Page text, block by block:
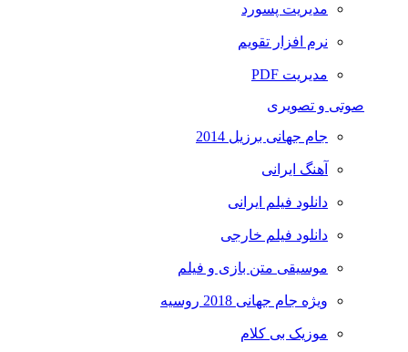
مدیریت پسورد
نرم افزار تقویم
مدیریت PDF
صوتی و تصویری
جام جهانی برزیل 2014
آهنگ ایرانی
دانلود فیلم ایرانی
دانلود فیلم خارجی
موسیقی متن بازی و فیلم
ویژه جام جهانی 2018 روسیه
موزیک بی کلام